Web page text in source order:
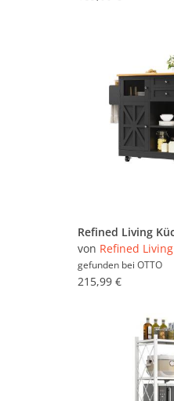
von Refined Living
gefunden bei OTTO
215,99 €